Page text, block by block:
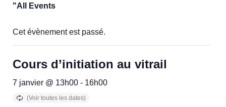
"All Events
Cet évènement est passé.
Cours d’initiation au vitrail
7 janvier @ 13h00 - 16h00